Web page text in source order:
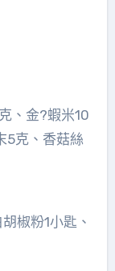
、金?蝦米10
5克、香菇絲
椒粉1小匙、